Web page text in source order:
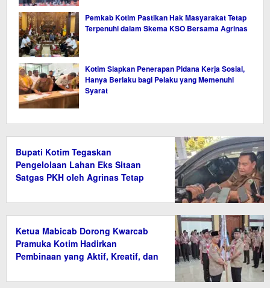
Pemkab Kotim Pastikan Hak Masyarakat Tetap
Terpenuhi dalam Skema KSO Bersama Agrinas
Kotim Siapkan Penerapan Pidana Kerja Sosial,
Hanya Berlaku bagi Pelaku yang Memenuhi
Syarat
Bupati Kotim Tegaskan
Pengelolaan Lahan Eks Sitaan
Satgas PKH oleh Agrinas Tetap
Ketua Mabicab Dorong Kwarcab
Pramuka Kotim Hadirkan
Pembinaan yang Aktif, Kreatif, dan